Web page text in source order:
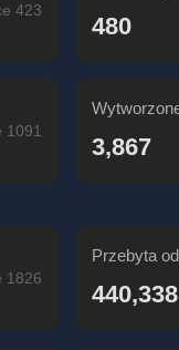
423
480
1091
3,867
1826
Przebyta
440,338